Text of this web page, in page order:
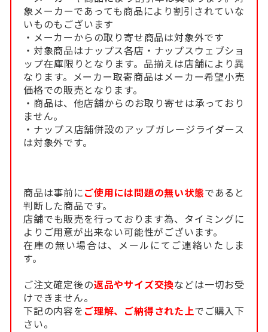
象メーカーであっても商品により割引されていな
いものもございます
・メーカーからの取り寄せ商品は対象外です
・対象商品はナップス各店・ナップスウェブショ
ップ在庫限りとなります。品揃えは店舗により異
なります。メーカー取寄商品はメーカー希望小売
価格での販売となります。
・商品は、他店舗からのお取り寄せは承っており
ません。
・ナップス店舗併設のアップガレージライダース
は対象外です。
商品は事前にご使用には問題の無い状態であると
判断した商品です。
店舗でも販売を行っております為、タイミングに
よりご用意が出来ない可能性がございます。
在庫の無い場合は、メールにてご連絡いたしま
す。
ご注文確定後の返品やサイズ交換などは一切お受
けできません。
下記の内容を ご理解、ご納得された上でご購入下
さい。